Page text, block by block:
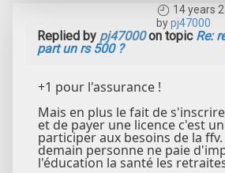
14 years
bypj47000
Replied by pj47000on topic Re:
part un rs 500 ?
+1 pour l'assurance !
Mais en plus le fait de
et de payer une licence c'est
participer aux besoins de la
demain personne ne paie
l'éducation la santé les